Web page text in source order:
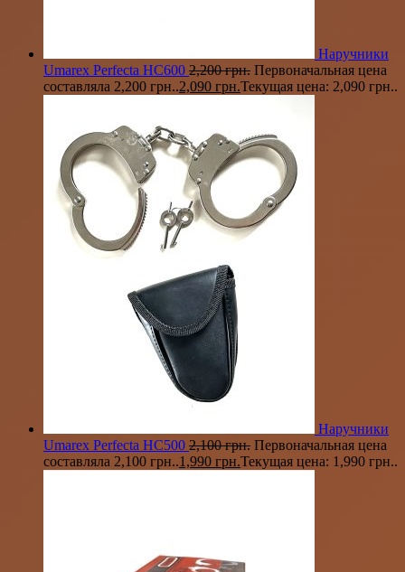
Наручники
Umarex Perfecta HC600 2,200грн. Первоначальная цена
составляла 2,200 грн..2,090 грн.Текущая цена: 2,090 грн..
Наручники
Umarex Perfecta HC500 2,100грн. Первоначальная цена
составляла 2,100 грн..1,990 грн.Текущая цена: 1,990 грн..